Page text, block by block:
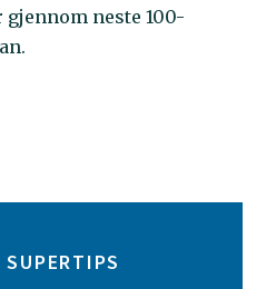
neste 100-
SUPERTIPS